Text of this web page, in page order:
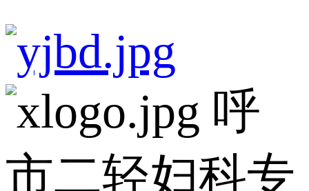
呼
市二轻妇科专